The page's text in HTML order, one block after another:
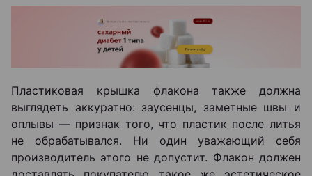
Пластиковая крышка флакона также должна
выглядеть аккуратно: заусенцы, заметные швы и
оплывы ― признак того, что пластик после литья
не обрабатывался. Ни один уважающий себя
производитель этого не допустит. Флакон должен